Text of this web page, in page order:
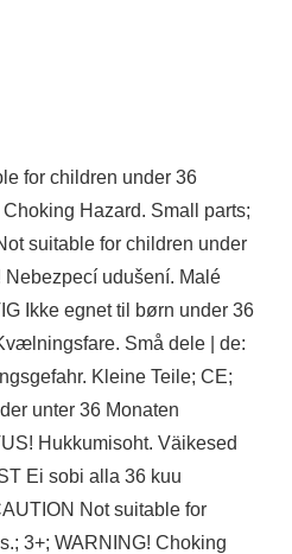
for children under 36
Hazard. Small parts;
suitable for children under
Nebezpecí udušení. Malé
Ikke egnet til børn under 36
Små dele | de:
Kleine Teile; CE;
unter 36 Monaten
Hukkumisoht. Väikesed
Ei sobi alla 36 kuu
Not suitable for
3+; WARNING! Choking